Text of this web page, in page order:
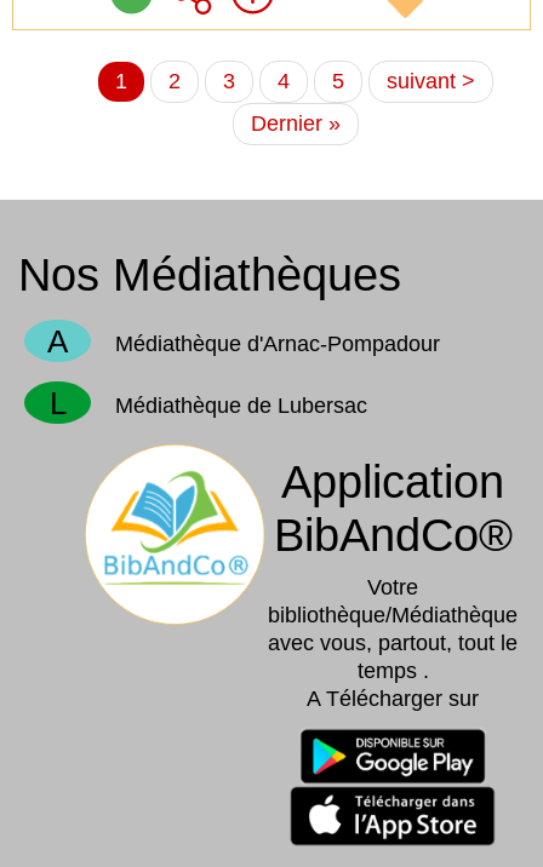
Page
courante
1 Page
2 Page
3 Page
4 Page
5
Page
suivante
suivant >
Dernière
page
Dernier »
Nos Médiathèques
A Médiathèque d'Arnac-Pompadour
L Médiathèque de Lubersac
Application
BibAndCo®
Votre
bibliothèque/Médiathèque
avec vous, partout, tout le
temps .
A Télécharger sur